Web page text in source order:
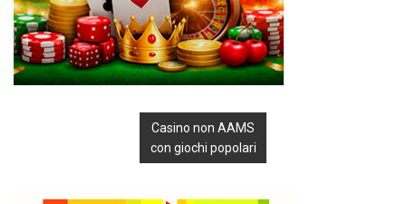
Casino non AAMS
con giochi popolari